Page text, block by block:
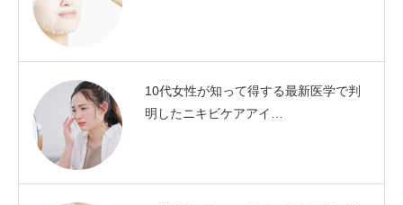
10代女性が知って得する最新医学で判
明したニキビケアアイ…